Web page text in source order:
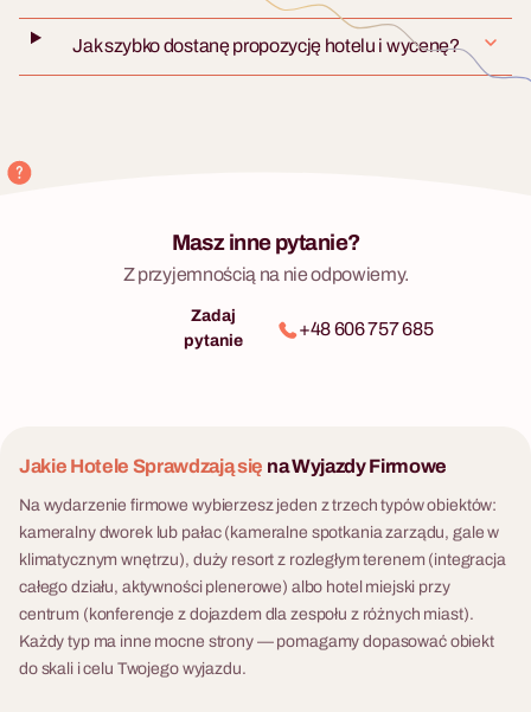
Jak szybko dostanę propozycję hotelu i wycenę?
Masz inne pytanie?
Z przyjemnością na nie odpowiemy.
Zadaj
pytanie
+48 606 757 685
Jakie Hotele Sprawdzają się na Wyjazdy Firmowe
Na wydarzenie firmowe wybierzesz jeden z trzech typów obiektów:
kameralny dworek lub pałac (kameralne spotkania zarządu, gale w
klimatycznym wnętrzu), duży resort z rozległym terenem (integracja
całego działu, aktywności plenerowe) albo hotel miejski przy
centrum (konferencje z dojazdem dla zespołu z różnych miast).
Każdy typ ma inne mocne strony — pomagamy dopasować obiekt
do skali i celu Twojego wyjazdu.